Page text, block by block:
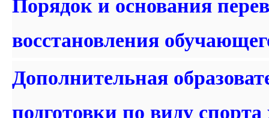
Порядок и основания
восстановления
Дополнительная
подготовки по виду